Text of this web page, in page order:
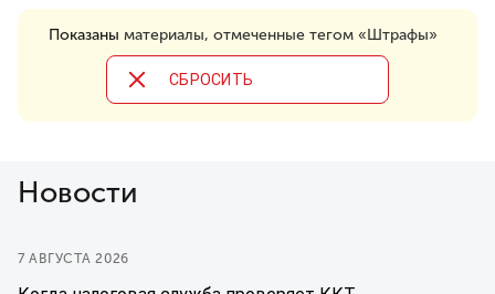
Показаны материалы, отмеченные тегом «Штрафы»
CБРОСИТЬ
Новости
7 АВГУСТА 2026